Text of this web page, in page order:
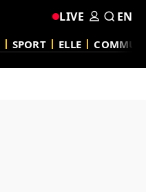
SPORT ELLE
LIVE EN